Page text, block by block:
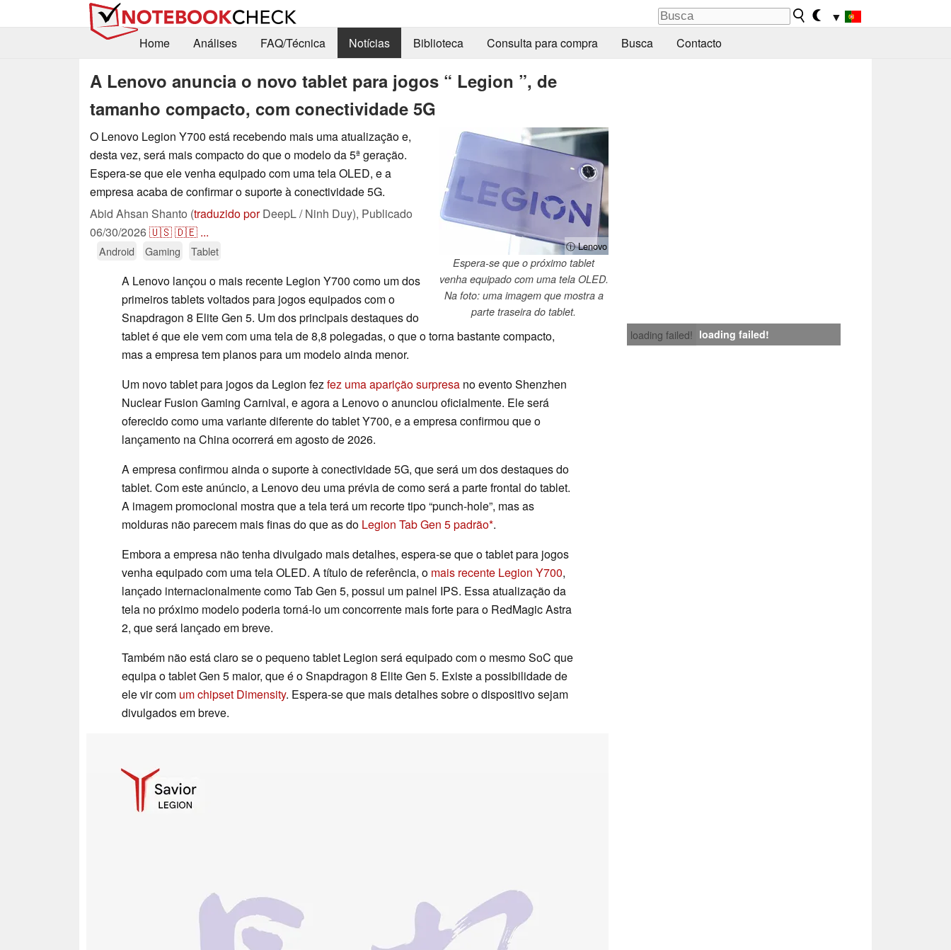
▼
Home
Análises FAQ/Técnica Notícias Biblioteca Consulta para compra Busca Contacto
A Lenovo anuncia o novo tablet para jogos “ Legion ”, de
tamanho compacto, com conectividade 5G
ⓘ Lenovo
Espera-se que o próximo tablet
venha equipado com uma tela OLED.
Na foto: uma imagem que mostra a
parte traseira do tablet.
O Lenovo Legion Y700 está recebendo mais uma atualização e,
desta vez, será mais compacto do que o modelo da 5ª geração.
Espera-se que ele venha equipado com uma tela OLED, e a
empresa acaba de confirmar o suporte à conectividade 5G.
Abid Ahsan Shanto (traduzido porDeepL / Ninh Duy), Publicado
06/30/2026🇺🇸🇩🇪 ...
Android Gaming Tablet
loading failed! loading failed!
A Lenovo lançou o mais recente Legion Y700 como um dos
primeiros tablets voltados para jogos equipados com o
Snapdragon 8 Elite Gen 5. Um dos principais destaques do
tablet é que ele vem com uma tela de 8,8 polegadas, o que o torna bastante compacto,
mas a empresa tem planos para um modelo ainda menor.
Um novo tablet para jogos da Legion fezfez uma aparição surpresa no evento Shenzhen
Nuclear Fusion Gaming Carnival, e agora a Lenovo o anunciou oficialmente. Ele será
oferecido como uma variante diferente do tablet Y700, e a empresa confirmou que o
lançamento na China ocorrerá em agosto de 2026.
A empresa confirmou ainda o suporte à conectividade 5G, que será um dos destaques do
tablet. Com este anúncio, a Lenovo deu uma prévia de como será a parte frontal do tablet.
A imagem promocional mostra que a tela terá um recorte tipo “punch-hole”, mas as
molduras não parecem mais finas do que as do Legion Tab Gen 5 padrão .
Embora a empresa não tenha divulgado mais detalhes, espera-se que o tablet para jogos
venha equipado com uma tela OLED. A título de referência, o mais recente Legion Y700,
lançado internacionalmente como Tab Gen 5, possui um painel IPS. Essa atualização da
tela no próximo modelo poderia torná-lo um concorrente mais forte para o RedMagic Astra
2, que será lançado em breve.
Também não está claro se o pequeno tablet Legion será equipado com o mesmo SoC que
equipa o tablet Gen 5 maior, que é o Snapdragon 8 Elite Gen 5. Existe a possibilidade de
ele vir com um chipset Dimensity. Espera-se que mais detalhes sobre o dispositivo sejam
divulgados em breve.